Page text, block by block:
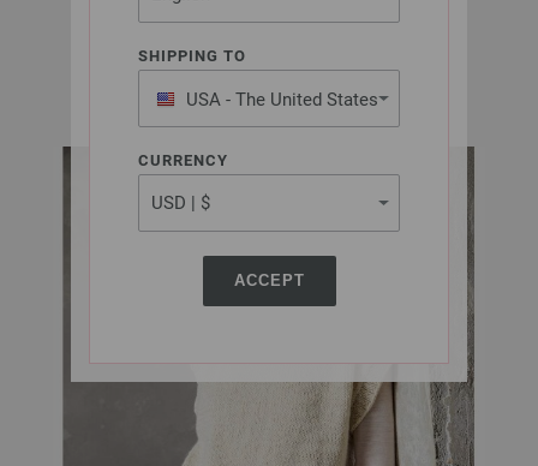
SHIPPING TO
USA - The United States
of America
CURRENCY
ACCEPT
Natural Lama Booklet | Модель 10